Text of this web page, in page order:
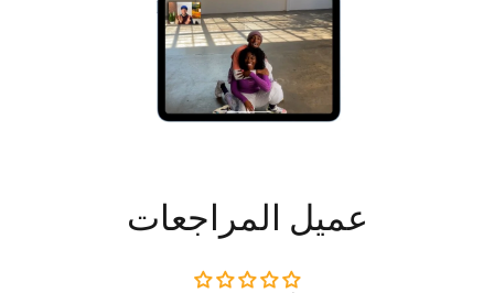
عميل المراجعات